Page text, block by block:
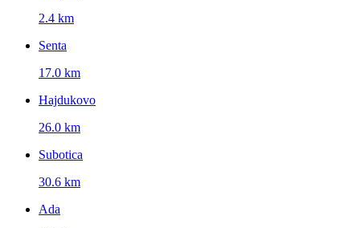
2.4 km
Senta
17.0 km
Hajdukovo
26.0 km
Subotica
30.6 km
Ada